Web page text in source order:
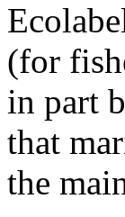
(for
in part
that
the